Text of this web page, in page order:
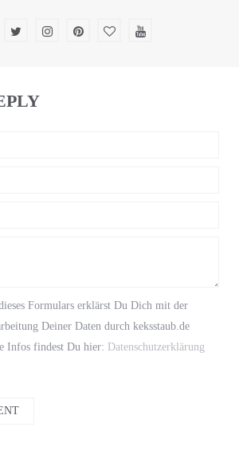
Formulars erklärst Du Dich mit der
Deiner Daten durch keksstaub.de
Infos findest Du hier: Datenschutzerklärung